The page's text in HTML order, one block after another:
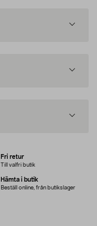
Fri retur
Till valfri butik
Hämta i butik
Beställ online, från butikslager